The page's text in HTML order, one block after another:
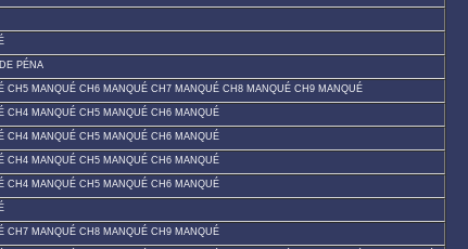
PÉNA
CH5 MANQUÉ CH6 MANQUÉ CH7 MANQUÉ CH8 MANQUÉ CH9 MANQUÉ
CH4 MANQUÉ CH5 MANQUÉ CH6 MANQUÉ
CH4 MANQUÉ CH5 MANQUÉ CH6 MANQUÉ
CH4 MANQUÉ CH5 MANQUÉ CH6 MANQUÉ
CH4 MANQUÉ CH5 MANQUÉ CH6 MANQUÉ
CH7 MANQUÉ CH8 MANQUÉ CH9 MANQUÉ